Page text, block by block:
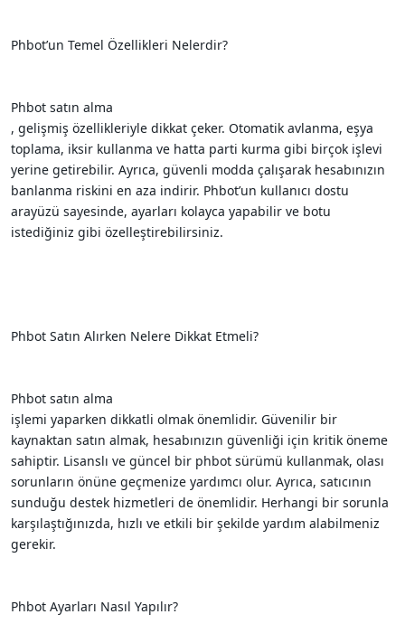
Phbot’un Temel Özellikleri Nelerdir?
Phbot satın alma
, gelişmiş özellikleriyle dikkat çeker. Otomatik avlanma, eşya
toplama, iksir kullanma ve hatta parti kurma gibi birçok işlevi
yerine getirebilir. Ayrıca, güvenli modda çalışarak hesabınızın
banlanma riskini en aza indirir. Phbot’un kullanıcı dostu
arayüzü sayesinde, ayarları kolayca yapabilir ve botu
istediğiniz gibi özelleştirebilirsiniz.
Phbot Satın Alırken Nelere Dikkat Etmeli?
Phbot satın alma
işlemi yaparken dikkatli olmak önemlidir. Güvenilir bir
kaynaktan satın almak, hesabınızın güvenliği için kritik öneme
sahiptir. Lisanslı ve güncel bir phbot sürümü kullanmak, olası
sorunların önüne geçmenize yardımcı olur. Ayrıca, satıcının
sunduğu destek hizmetleri de önemlidir. Herhangi bir sorunla
karşılaştığınızda, hızlı ve etkili bir şekilde yardım alabilmeniz
gerekir.
Phbot Ayarları Nasıl Yapılır?